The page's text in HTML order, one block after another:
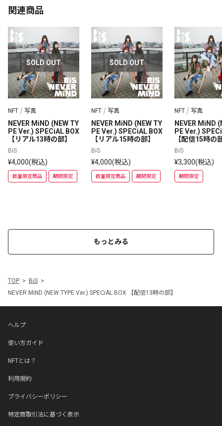
関連商品
SOLD OUT
NFT 写真
NEVER MiND (NEW TY
PE Ver.) SPECiAL BOX
【リアル13時の部】
BiS
¥4,000(税込)
数量限定商品 期間限定
SOLD OUT
NFT 写真
NEVER MiND (NEW TY
PE Ver.) SPECiAL BOX
【リアル15時の部】
BiS
¥4,000(税込)
数量限定商品 期間限定
NFT 写真
NEVER MiND
PE Ver.)
【配信15時の
BiS
¥3,300(税込)
期間限定
もっとみる
TOP
BiS
NEVER MiND (NEW TYPE Ver.) SPECiAL BOX 【配信13時の部】
ヘルプ
使い方ガイド
NFTとは？
利用規約
プライバシーポリシー
特定商取引法に基づく表示